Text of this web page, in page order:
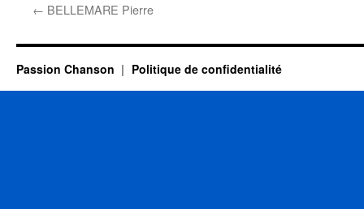
← BELLEMARE Pierre
Passion Chanson Politique de confidentialité